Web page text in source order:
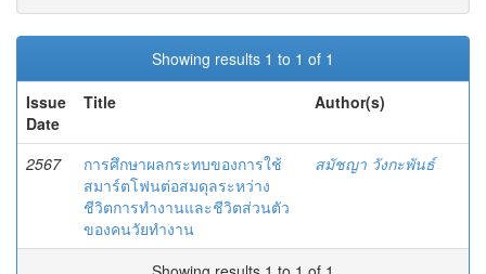
Showing results 1 to 1 of 1
Issue
Date
Title Author(s)
2567
การศึกษาผลกระทบของการใช้
สมาร์ตโฟนต่อสมดุลระหว่าง
ชีวิตการทำงานและชีวิตส่วนตัว
ของคนวัยทำงาน
สมัชญา วังกะพันธ์